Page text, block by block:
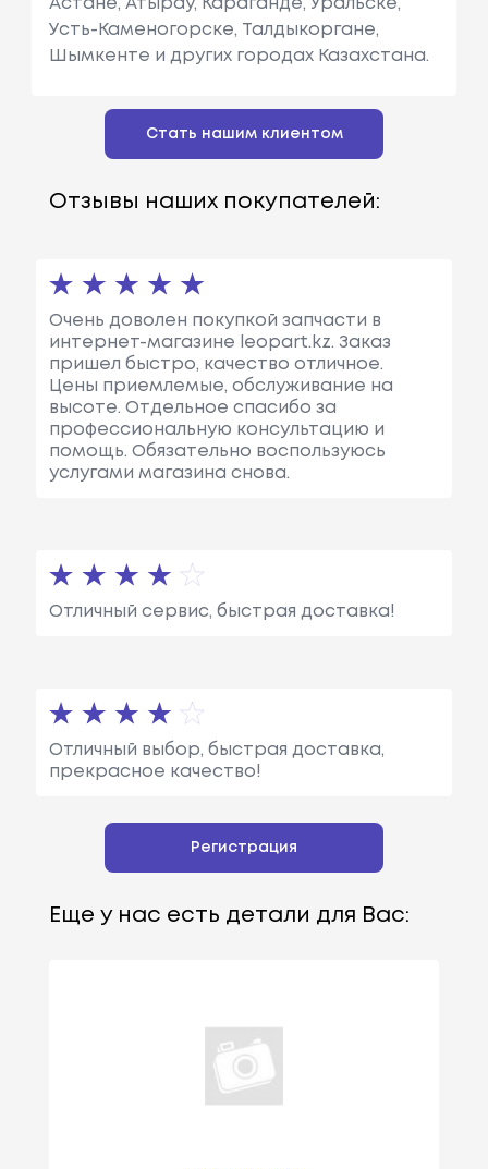
Астане, Атырау, Караганде, Уральске,
Усть-Каменогорске, Талдыкоргане,
Шымкенте и других городах Казахстана.
Стать нашим клиентом
Отзывы наших покупателей:
Очень доволен покупкой запчасти в
интернет-магазине leopart.kz. Заказ
пришел быстро, качество отличное.
Цены приемлемые, обслуживание на
высоте. Отдельное спасибо за
профессиональную консультацию и
помощь. Обязательно воспользуюсь
услугами магазина снова.
Отличный сервис, быстрая доставка!
Отличный выбор, быстрая доставка,
прекрасное качество!
Регистрация
Еще у нас есть детали для Вас: